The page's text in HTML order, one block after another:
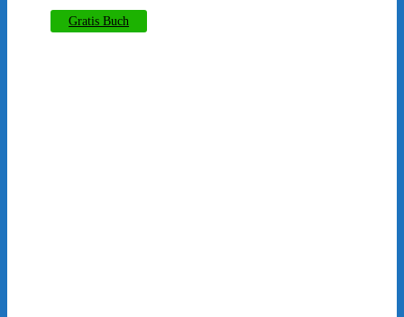
Gratis Buch